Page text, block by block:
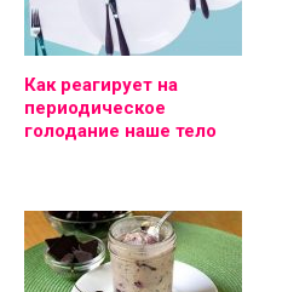
Как реагирует на
периодическое
голодание наше тело